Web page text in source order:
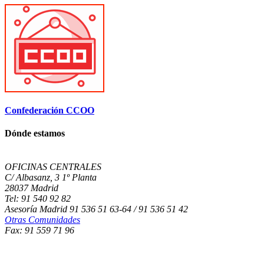
Confederación CCOO
Dónde estamos
OFICINAS CENTRALES
C/ Albasanz, 3 1º Planta
28037 Madrid
Tel: 91 540 92 82
Asesoría Madrid 91 536 51 63-64 / 91 536 51 42
Otras Comunidades
Fax: 91 559 71 96